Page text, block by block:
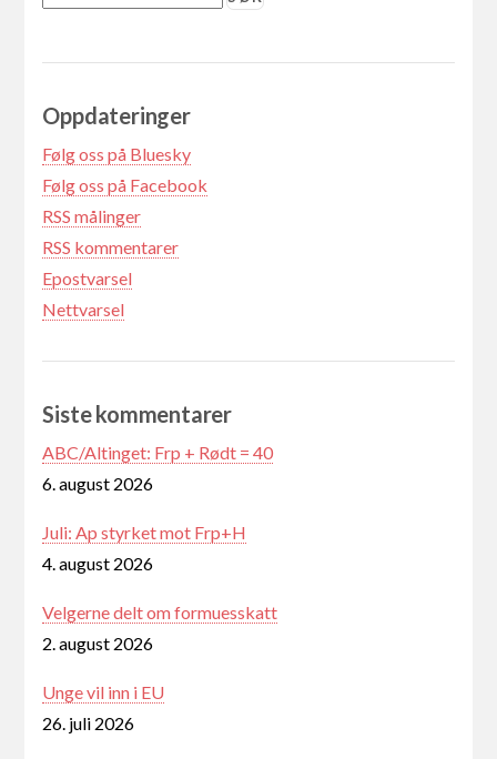
Oppdateringer
Følg oss på Bluesky
Følg oss på Facebook
RSS målinger
RSS kommentarer
Epostvarsel
Nettvarsel
Siste kommentarer
ABC/Altinget: Frp + Rødt = 40
6. august 2026
Juli: Ap styrket mot Frp+H
4. august 2026
Velgerne delt om formuesskatt
2. august 2026
Unge vil inn i EU
26. juli 2026